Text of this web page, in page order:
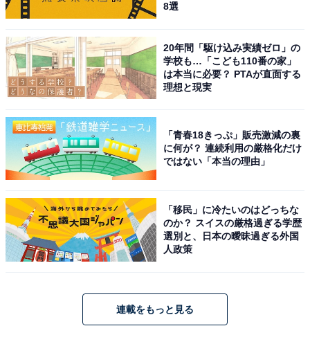
こちらもおすすめ
出身と聞いてすごいと思う「富山県の進学校」
ランキング！ 2位「富山高等学校」を抑えた1位
は？
1 2
8選
20年間「駆け込み実績ゼロ」の
学校も…「こども110番の家」
は本当に必要？ PTAが直面する
理想と現実
「青春18きっぷ」販売激減の裏
に何が？ 連続利用の厳格化だけ
ではない「本当の理由」
「移民」に冷たいのはどっちな
のか？ スイスの厳格過ぎる学歴
選別と、日本の曖昧過ぎる外国
人政策
連載をもっと見る